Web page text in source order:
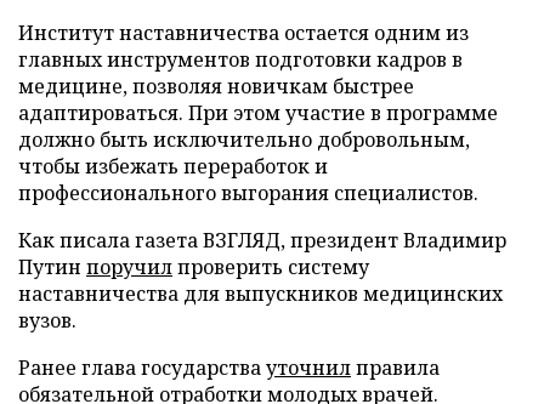
Институт наставничества остается одним из
главных инструментов подготовки кадров в
медицине, позволяя новичкам быстрее
адаптироваться. При этом участие в программе
должно быть исключительно добровольным,
чтобы избежать переработок и
профессионального выгорания специалистов.
Как писала газета ВЗГЛЯД, президент Владимир
Путин поручилпроверить систему
наставничества для выпускников медицинских
вузов.
Ранее глава государствауточнилправила
обязательной отработки молодых врачей.